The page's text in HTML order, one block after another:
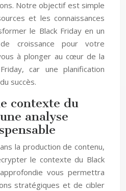
Notre objectif est simple
et les connaissances
le Black Friday en un
croissance pour votre
à plonger au cœur de la
car une planification
succès.
contexte du
analyse
la production de contenu,
le contexte du Black
vous permettra
stratégiques et de cibler